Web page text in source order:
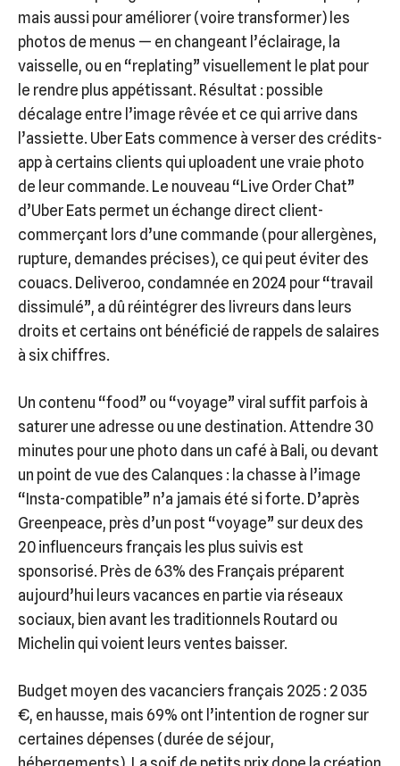
mais aussi pour améliorer (voire transformer) les
photos de menus — en changeant l’éclairage, la
vaisselle, ou en “replating” visuellement le plat pour
le rendre plus appétissant. Résultat : possible
décalage entre l’image rêvée et ce qui arrive dans
l’assiette. Uber Eats commence à verser des crédits-
app à certains clients qui uploadent une vraie photo
de leur commande. Le nouveau “Live Order Chat”
d’Uber Eats permet un échange direct client-
commerçant lors d’une commande (pour allergènes,
rupture, demandes précises), ce qui peut éviter des
couacs. Deliveroo, condamnée en 2024 pour “travail
dissimulé”, a dû réintégrer des livreurs dans leurs
droits et certains ont bénéficié de rappels de salaires
à six chiffres.
Un contenu “food” ou “voyage” viral suffit parfois à
saturer une adresse ou une destination. Attendre 30
minutes pour une photo dans un café à Bali, ou devant
un point de vue des Calanques : la chasse à l’image
“Insta-compatible” n’a jamais été si forte. D’après
Greenpeace, près d’un post “voyage” sur deux des
20 influenceurs français les plus suivis est
sponsorisé. Près de 63% des Français préparent
aujourd’hui leurs vacances en partie via réseaux
sociaux, bien avant les traditionnels Routard ou
Michelin qui voient leurs ventes baisser.
Budget moyen des vacanciers français 2025 : 2 035
€, en hausse, mais 69% ont l’intention de rogner sur
certaines dépenses (durée de séjour,